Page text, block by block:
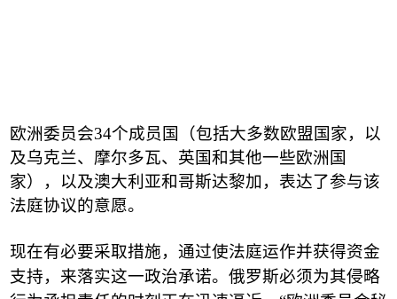
欧洲委员会34个成员国（包括大多数欧盟国家，以
及乌克兰、摩尔多瓦、英国和其他一些欧洲国
家），以及澳大利亚和哥斯达黎加，表达了参与该
法庭协议的意愿。
现在有必要采取措施，通过使法庭运作并获得资金
支持，来落实这一政治承诺。俄罗斯必须为其侵略